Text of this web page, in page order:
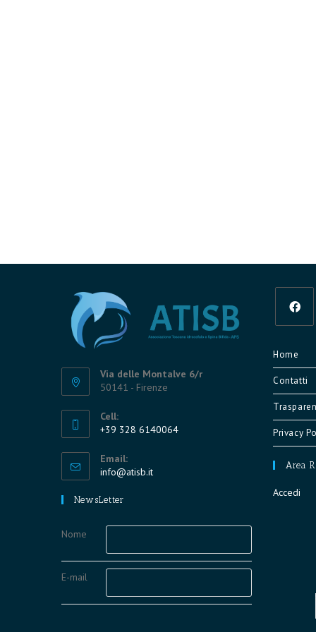
Via delle Montalve 6/r
50141 - Firenze
Cell:
+39 328 6140064
in
your
application
Email:
info@atisb.itOpens
NewsLetter
Nome
E-mail
in
a
new
tab
Home
Contatti
Privacy
Area
Accedi